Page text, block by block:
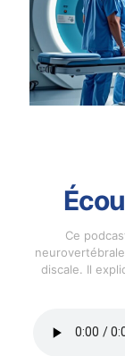
Ce
discale. Il